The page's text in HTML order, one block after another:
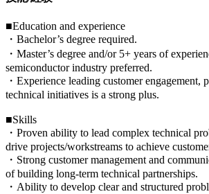
■Education and experience
・Bachelor’s degree required.
・Master’s degree and/or 5+ years of
semiconductor industry preferred.
・Experience leading customer engagement,
technical initiatives is a strong plus.
■Skills
・Proven ability to lead complex technical
drive projects/workstreams to achieve
・Strong customer management and
of building long‑term technical partnerships.
・Ability to develop clear and structured